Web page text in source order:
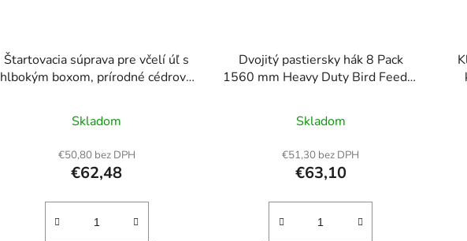
Štartovacia súprava pre včelí úľ s
hlbokým boxom, prírodné cédrové
voskom, súprava úľa Langstroth s
10 rámikmi a základom,
priehľadné akrylové okienka pre
včely pre začiatočníkov aj
profesionálnych včelárov
Skladom
€50,80 bez DPH
€62,48
Dvojitý pastiersky hák 8 Pack
1560 mm Heavy Duty Bird Feeder
Skladom
€51,30 bez DPH
€63,10